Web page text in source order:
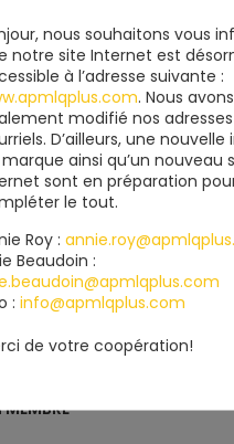
nous souhaitons vous
notre site Internet est
à l’adresse suivante :
. Nous avons
modifié nos adresses
D’ailleurs, une nouvelle
ainsi qu’un nouveau
sont en préparation
le tout.
Roy :
Beaudoin :
:info@apmlqplus.com
de votre coopération!
1X0
418 438-2696
MEMBRE